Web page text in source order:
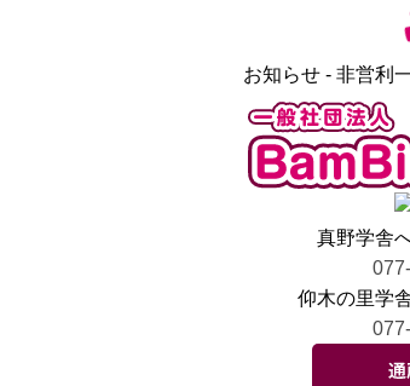
お知らせ - 非営利
真野学舎
仰木の里学